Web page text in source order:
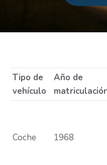
Tipo de
vehículo
Año de
Coche 1968